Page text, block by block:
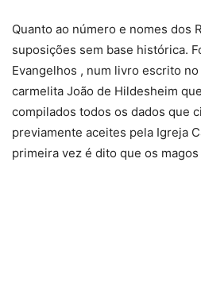
Quanto ao número e nomes dos
suposições sem base histórica.
Evangelhos , num livro escrito
carmelita João de Hildesheim
compilados todos os dados que
previamente aceites pela Igreja
primeira vez é dito que os